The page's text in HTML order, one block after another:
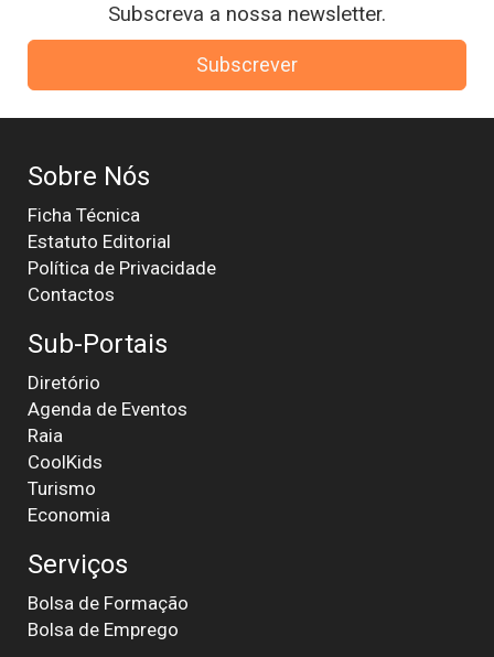
Subscreva a nossa newsletter.
Subscrever
Sobre Nós
Ficha Técnica
Estatuto Editorial
Política de Privacidade
Contactos
Sub-Portais
Diretório
Agenda de Eventos
Raia
CoolKids
Turismo
Economia
Serviços
Bolsa de Formação
Bolsa de Emprego